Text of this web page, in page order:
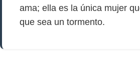
ama; ella es la única mujer
que sea un tormento.